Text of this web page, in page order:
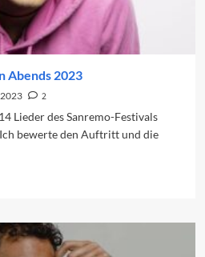
Abends 2023
2
Lieder des Sanremo-Festivals
bewerte den Auftritt und die